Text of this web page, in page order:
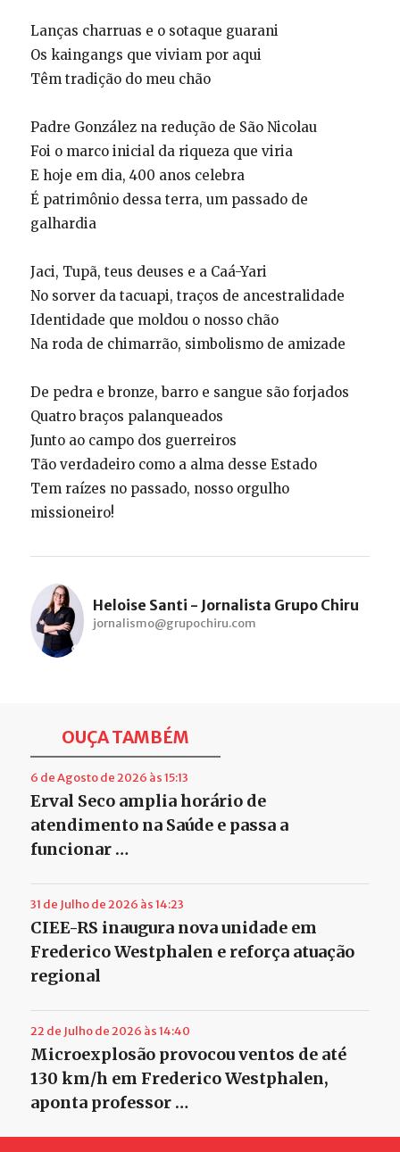
Lanças charruas e o sotaque guarani
Os kaingangs que viviam por aqui
Têm tradição do meu chão
Padre González na redução de São Nicolau
Foi o marco inicial da riqueza que viria
E hoje em dia, 400 anos celebra
É patrimônio dessa terra, um passado de
galhardia
Jaci, Tupã, teus deuses e a Caá-Yari
No sorver da tacuapi, traços de ancestralidade
Identidade que moldou o nosso chão
Na roda de chimarrão, simbolismo de amizade
De pedra e bronze, barro e sangue são forjados
Quatro braços palanqueados
Junto ao campo dos guerreiros
Tão verdadeiro como a alma desse Estado
Tem raízes no passado, nosso orgulho
missioneiro!
Heloise Santi - Jornalista Grupo Chiru
jornalismo@grupochiru.com
OUÇA TAMBÉM
6 de Agosto de 2026 às 15:13
Erval Seco amplia horário de
atendimento na Saúde e passa a
funcionar …
31 de Julho de 2026 às 14:23
CIEE-RS inaugura nova unidade em
Frederico Westphalen e reforça atuação
regional
22 de Julho de 2026 às 14:40
Microexplosão provocou ventos de até
130 km/h em Frederico Westphalen,
aponta professor …